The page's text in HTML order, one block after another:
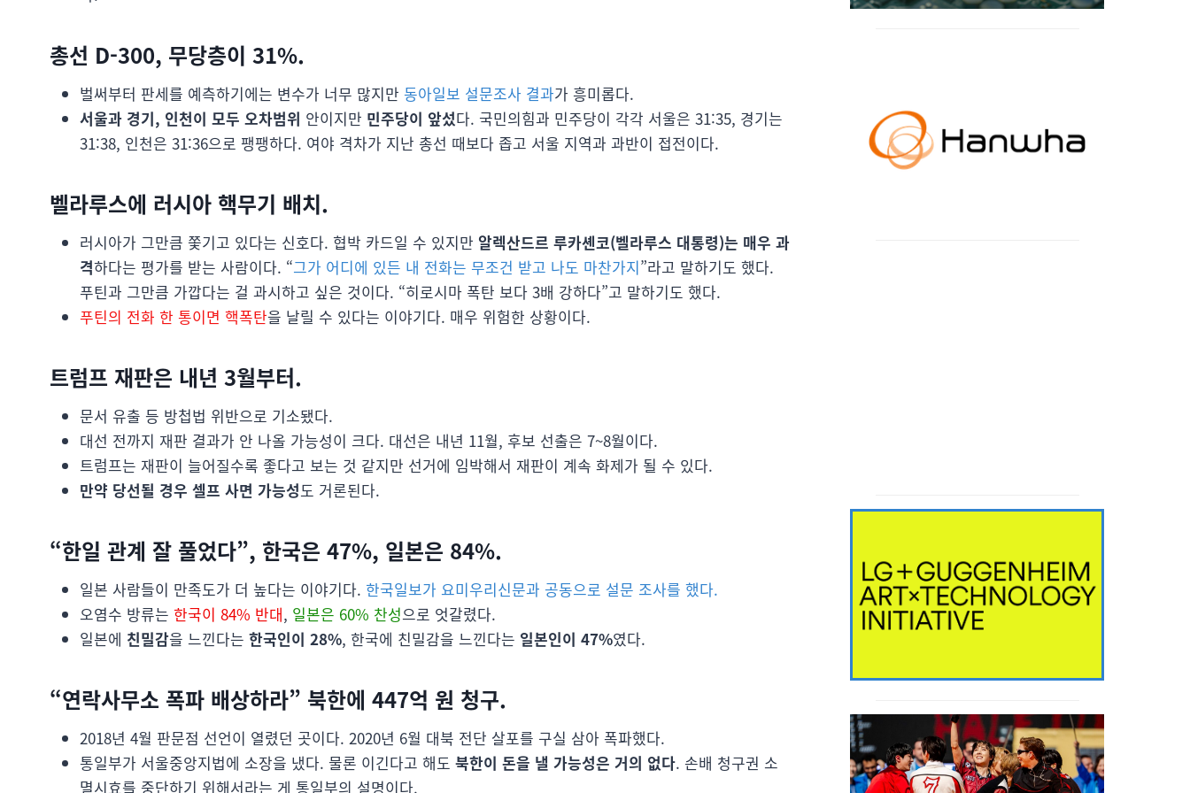
총선 D-300, 무당층이 31%.
벌써부터 판세를 예측하기에는 변수가 너무 많지만 동아일보 설문조사 결과가 흥미롭다.
서울과 경기, 인천이 모두 오차범위 안이지만 민주당이 앞섰다. 국민의힘과 민주당이 각각 서울은 31:35, 경기는
31:38, 인천은 31:36으로 팽팽하다. 여야 격차가 지난 총선 때보다 좁고 서울 지역과 과반이 접전이다.
벨라루스에 러시아 핵무기 배치.
러시아가 그만큼 쫓기고 있다는 신호다. 협박 카드일 수 있지만 알렉산드르 루카셴코(벨라루스 대통령)는 매우 과
격하다는 평가를 받는 사람이다. “그가 어디에 있든 내 전화는 무조건 받고 나도 마찬가지”라고 말하기도 했다.
푸틴과 그만큼 가깝다는 걸 과시하고 싶은 것이다. “히로시마 폭탄 보다 3배 강하다”고 말하기도 했다.
푸틴의 전화 한 통이면 핵폭탄을 날릴 수 있다는 이야기다. 매우 위험한 상황이다.
트럼프 재판은 내년 3월부터.
문서 유출 등 방첩법 위반으로 기소됐다.
대선 전까지 재판 결과가 안 나올 가능성이 크다. 대선은 내년 11월, 후보 선출은 7~8월이다.
트럼프는 재판이 늘어질수록 좋다고 보는 것 같지만 선거에 임박해서 재판이 계속 화제가 될 수 있다.
만약 당선될 경우 셀프 사면 가능성도 거론된다.
“한일 관계 잘 풀었다”, 한국은 47%, 일본은 84%.
일본 사람들이 만족도가 더 높다는 이야기다. 한국일보가 요미우리신문과 공동으로 설문 조사를 했다.
오염수 방류는 한국이 84% 반대, 일본은 60% 찬성으로 엇갈렸다.
일본에 친밀감을 느낀다는 한국인이 28%, 한국에 친밀감을 느낀다는 일본인이 47%였다.
“연락사무소 폭파 배상하라” 북한에 447억 원 청구.
2018년 4월 판문점 선언이 열렸던 곳이다. 2020년 6월 대북 전단 살포를 구실 삼아 폭파했다.
통일부가 서울중앙지법에 소장을 냈다. 물론 이긴다고 해도 북한이 돈을 낼 가능성은 거의 없다. 손배 청구권 소
멸시효를 중단하기 위해서라는 게 통일부의 설명이다.